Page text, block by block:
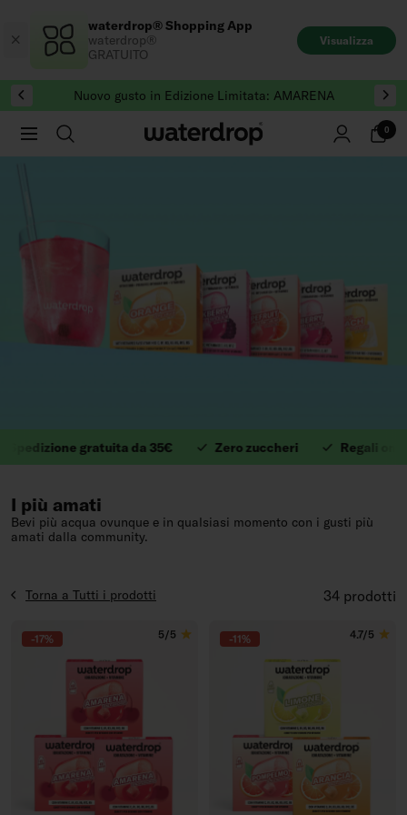
contenuto
waterdrop® Shopping App
waterdrop®
GRATUITO
Visualizza
Nuovo gusto in Edizione Limitata: AMARENA
0
1. Preziose
gratuita da 35€ Zero zuccheri Regali omaggio
I più amati
Bevi più acqua ovunque e in qualsiasi momento con i gusti più
amati dalla community.
Torna a Tutti i prodotti 34 prodotti
-17% 5/5 -11% 4.7/5